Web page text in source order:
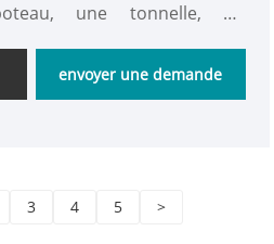
une tonnelle, un
de support pour plantes, un
de clôture/portail, une
les plantes, les fleurs et les
à protéger les plantes
envoyer une demande
3 4 5 >